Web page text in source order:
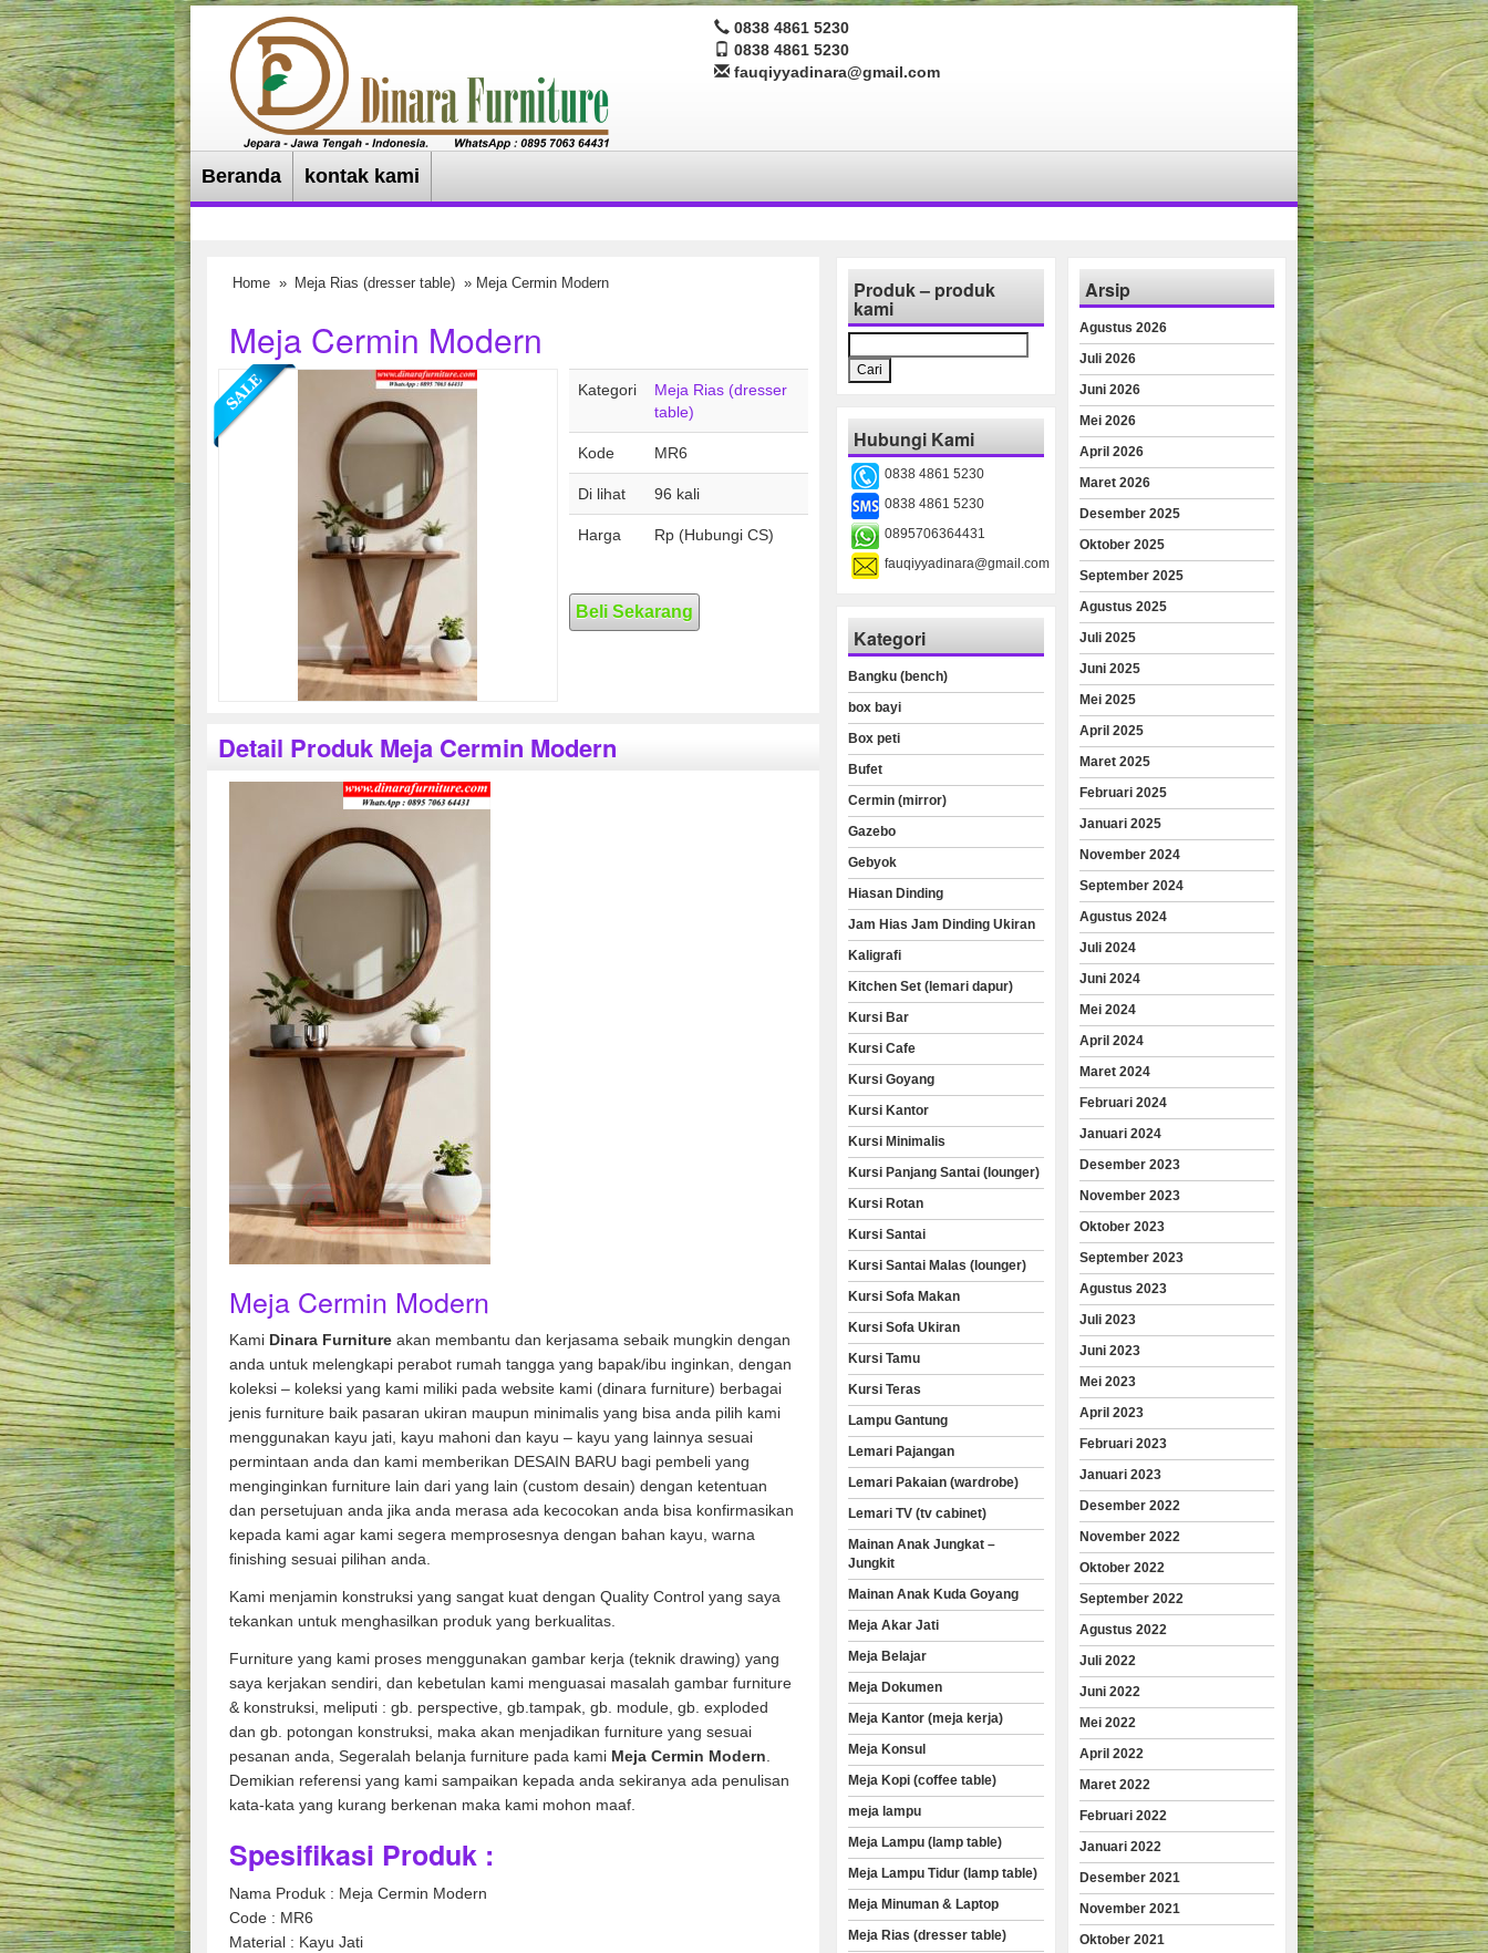
0838 4861 5230
0838 4861 5230
fauqiyyadinara@gmail.com
Beranda kontak kami
Home » Meja Rias (dresser table) » Meja Cermin Modern
Meja Cermin Modern
Kategori
Meja Rias (dresser
table)
Kode MR6
Di lihat 96 kali
Harga Rp (Hubungi CS)
Beli Sekarang
Detail Produk Meja Cermin Modern
Meja Cermin Modern
Kami Dinara Furniture akan membantu dan kerjasama sebaik mungkin dengan
anda untuk melengkapi perabot rumah tangga yang bapak/ibu inginkan, dengan
koleksi – koleksi yang kami miliki pada website kami (dinara furniture) berbagai
jenis furniture baik pasaran ukiran maupun minimalis yang bisa anda pilih kami
menggunakan kayu jati, kayu mahoni dan kayu – kayu yang lainnya sesuai
permintaan anda dan kami memberikan DESAIN BARU bagi pembeli yang
menginginkan furniture lain dari yang lain (custom desain) dengan ketentuan
dan persetujuan anda jika anda merasa ada kecocokan anda bisa konfirmasikan
kepada kami agar kami segera memprosesnya dengan bahan kayu, warna
finishing sesuai pilihan anda.
Kami menjamin konstruksi yang sangat kuat dengan Quality Control yang saya
tekankan untuk menghasilkan produk yang berkualitas.
Furniture yang kami proses menggunakan gambar kerja (teknik drawing) yang
saya kerjakan sendiri, dan kebetulan kami menguasai masalah gambar furniture
& konstruksi, meliputi : gb. perspective, gb.tampak, gb. module, gb. exploded
dan gb. potongan konstruksi, maka akan menjadikan furniture yang sesuai
pesanan anda, Segeralah belanja furniture pada kami Meja Cermin Modern.
Demikian referensi yang kami sampaikan kepada anda sekiranya ada penulisan
kata-kata yang kurang berkenan maka kami mohon maaf.
Spesifikasi Produk :
Nama Produk : Meja Cermin Modern
Code : MR6
Material : Kayu Jati
Produk – produk
kami
untuk:
Hubungi Kami
0838 4861 5230
0838 4861 5230
0895706364431
fauqiyyadinara@gmail.com
Kategori
Bangku (bench)
box bayi
Box peti
Bufet
Cermin (mirror)
Gazebo
Gebyok
Hiasan Dinding
Jam Hias Jam Dinding Ukiran
Kaligrafi
Kitchen Set (lemari dapur)
Kursi Bar
Kursi Cafe
Kursi Goyang
Kursi Kantor
Kursi Minimalis
Kursi Panjang Santai (lounger)
Kursi Rotan
Kursi Santai
Kursi Santai Malas (lounger)
Kursi Sofa Makan
Kursi Sofa Ukiran
Kursi Tamu
Kursi Teras
Lampu Gantung
Lemari Pajangan
Lemari Pakaian (wardrobe)
Lemari TV (tv cabinet)
Mainan Anak Jungkat –
Jungkit
Mainan Anak Kuda Goyang
Meja Akar Jati
Meja Belajar
Meja Dokumen
Meja Kantor (meja kerja)
Meja Konsul
Meja Kopi (coffee table)
meja lampu
Meja Lampu (lamp table)
Meja Lampu Tidur (lamp table)
Meja Minuman & Laptop
Meja Rias (dresser table)
Arsip
Agustus 2026
Juli 2026
Juni 2026
Mei 2026
April 2026
Maret 2026
Desember 2025
Oktober 2025
September 2025
Agustus 2025
Juli 2025
Juni 2025
Mei 2025
April 2025
Maret 2025
Februari 2025
Januari 2025
November 2024
September 2024
Agustus 2024
Juli 2024
Juni 2024
Mei 2024
April 2024
Maret 2024
Februari 2024
Januari 2024
Desember 2023
November 2023
Oktober 2023
September 2023
Agustus 2023
Juli 2023
Juni 2023
Mei 2023
April 2023
Februari 2023
Januari 2023
Desember 2022
November 2022
Oktober 2022
September 2022
Agustus 2022
Juli 2022
Juni 2022
Mei 2022
April 2022
Maret 2022
Februari 2022
Januari 2022
Desember 2021
November 2021
Oktober 2021